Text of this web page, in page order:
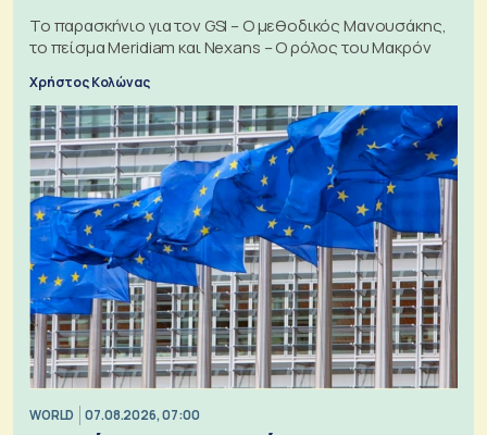
Το παρασκήνιο για τον GSI – Ο μεθοδικός Μανουσάκης,
το πείσμα Meridiam και Nexans – Ο ρόλος του Μακρόν
Χρήστος Κολώνας
WORLD 07.08.2026, 07:00